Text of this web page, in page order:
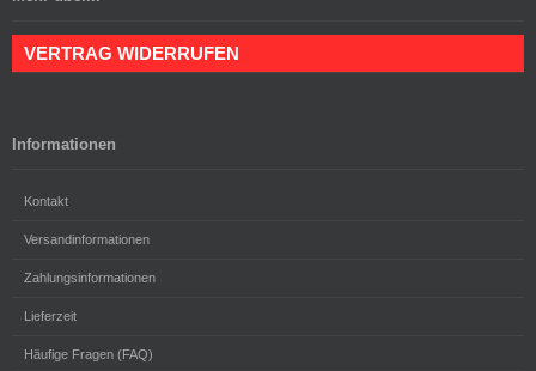
VERTRAG WIDERRUFEN
Informationen
Kontakt
Versandinformationen
Zahlungsinformationen
Lieferzeit
Häufige Fragen (FAQ)